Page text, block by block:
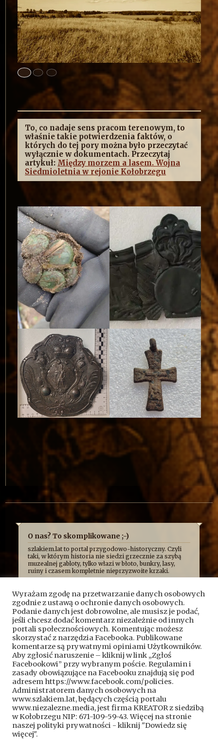
To, co nadaje sens pracom terenowym, to
właśnie takie potwierdzenia faktów, o
których do tej pory można było przeczytać
wyłącznie w dokumentach. Przeczytaj
artykuł: Między morzem a lasem. Wojna
Siedmioletnia w rejonie Kołobrzegu
O nas? To skomplikowane ;-)
szlakiem.lat to portal przygodowo-historyczny. Czyli
taki, w którym historia nie siedzi grzecznie za szybą
muzealnej gabloty, tylko włazi w błoto, bunkry, lasy,
ruiny i czasem kompletnie nieprzyzwoite krzaki.
człowiek ma przy tym frajdę. Formalnie jesteśmy
kroniką przygód, wypraw i historycznych absurdów, z
jakimi mierzy się Fundacja Skryptorium, ale opisujemy
też przygody naszych przyjaciół. Bywa więc, że taplamy
się w bagnach, kopiemy z archeologami, przeciskamy
przez bunkry i tunele, błądzimy po ruinach albo
próbujemy ustalić, kto wpadł na pomysł zbudowania
czegoś dokładnie pośrodku mokradeł.
A wszystko po to, żeby pokazać, że historia nie jest
nudnym rozdziałem z podręcznika. To przygoda.
Czasem brudna, czasem szalona, czasem całkiem
wzruszająca, a czasem poważna.
Kontakt do nas: kontakt@szlakiem.lat
Znajdziesz nas także: Facebook YouTube
Wyrażam zgodę na przetwarzanie danych osobowych
zgodnie z ustawą o ochronie danych osobowych.
Podanie danych jest dobrowolne, ale musisz je podać,
jeśli chcesz dodać komentarz niezależnie od innych
portali społecznościowych. Komentując możesz
skorzystać z narzędzia Facebooka. Publikowane
komentarze są prywatnymi opiniami Użytkowników.
Aby zgłosić naruszenie – kliknij w link „Zgłoś
Facebookowi” przy wybranym poście. Regulamin i
zasady obowiązujące na Facebooku znajdują się pod
adresem https://www.facebook.com/policies.
Administratorem danych osobowych na
www.szlakiem.lat, będących częścią portalu
www.niezalezne.media, jest firma KREATOR z siedzibą
w Kołobrzegu NIP: 671-109-59-43. Więcej na stronie
naszej polityki prywatności - kliknij "Dowiedz się
więcej".